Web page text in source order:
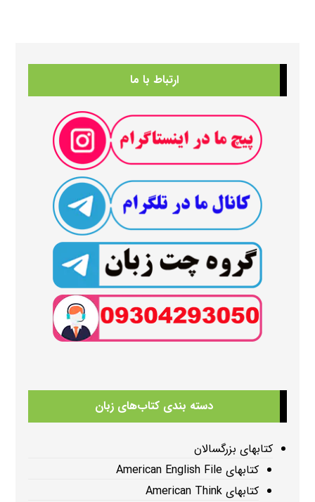
ارتباط با ما
دسته بندی کتاب‌های زبان
کتابهای بزرگسالان
کتابهای American English File
کتابهای American Think